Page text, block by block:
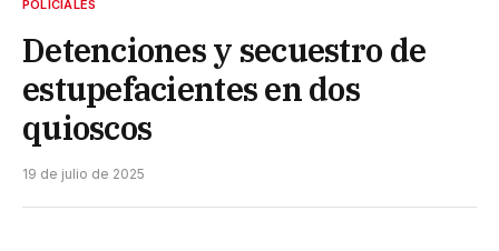
POLICIALES
Detenciones y secuestro de
estupefacientes en dos
quioscos
19 de julio de 2025